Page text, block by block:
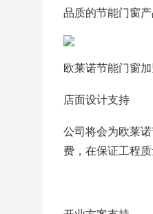
品质的节能门窗产
欧莱诺节能门窗
店面设计支持
公司将会为欧莱
费，在保证工程